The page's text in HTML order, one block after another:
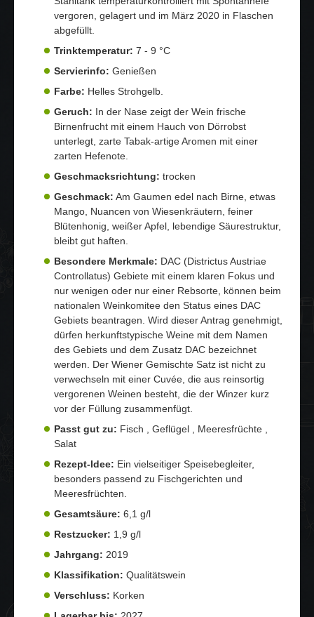
vergoren, gelagert und im März 2020 in Flaschen
abgefüllt.
Trinktemperatur: 7 - 9 °C
Servierinfo: Genießen
Farbe: Helles Strohgelb.
Geruch: In der Nase zeigt der Wein frische
Birnenfrucht mit einem Hauch von Dörrobst
unterlegt, zarte Tabak-artige Aromen mit einer
zarten Hefenote.
Geschmacksrichtung: trocken
Geschmack: Am Gaumen edel nach Birne, etwas
Mango, Nuancen von Wiesenkräutern, feiner
Blütenhonig, weißer Apfel, lebendige Säurestruktur,
bleibt gut haften.
Besondere Merkmale: DAC (Districtus Austriae
Controllatus) Gebiete mit einem klaren Fokus und
nur wenigen oder nur einer Rebsorte, können beim
nationalen Weinkomitee den Status eines DAC
Gebiets beantragen. Wird dieser Antrag genehmigt,
dürfen herkunftstypische Weine mit dem Namen
des Gebiets und dem Zusatz DAC bezeichnet
werden. Der Wiener Gemischte Satz ist nicht zu
verwechseln mit einer Cuvée, die aus reinsortig
vergorenen Weinen besteht, die der Winzer kurz
vor der Füllung zusammenfügt.
Passt gut zu: Fisch , Geflügel , Meeresfrüchte ,
Salat
Rezept-Idee: Ein vielseitiger Speisebegleiter,
besonders passend zu Fischgerichten und
Meeresfrüchten.
Gesamtsäure: 6,1 g/l
Restzucker: 1,9 g/l
Jahrgang: 2019
Klassifikation: Qualitätswein
Verschluss: Korken